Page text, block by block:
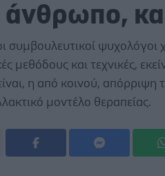
άνθρωπο,
συμβουλευτικοί
μεθόδους και τεχνικές,
η από κοινού, απόρριψη
μοντέλο θεραπείας.